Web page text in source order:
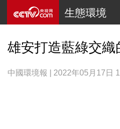
生態環境
雄安打造藍綠交
中國環境報 | 2022年05月17日